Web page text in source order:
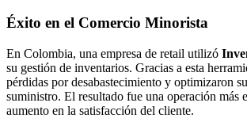
Éxito en el Comercio Minorista
En Colombia, una empresa de retail utilizó
su gestión de inventarios. Gracias a esta
pérdidas por desabastecimiento y optimizaron
suministro. El resultado fue una operación más
aumento en la satisfacción del cliente.